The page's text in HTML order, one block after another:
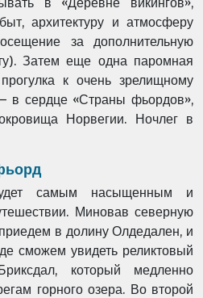
архитектуру и атмосферу
за дополнительную
Затем еще одна паромная
к очень зрелищному
в сердце «Страны фьордов»,
Норвегии. Ночлег в
самым насыщенным и
Миновав северную
в долину Олдедален, и
сможем увидеть реликтовый
который медленно
горного озера. Во второй